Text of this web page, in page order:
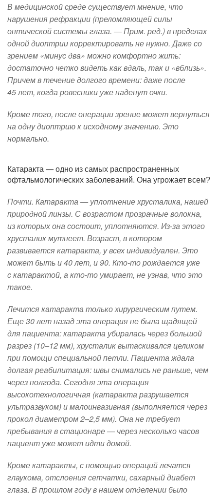
В медицинской среде существует мнение, что
нарушения рефракции (преломляющей силы
оптической системы глаза. — Прим. ред.) в пределах
одной диоптрии корректировать не нужно. Даже со
зрением «минус два» можно комфортно жить:
достаточно четко видеть как вдаль, так и «вблизь».
Причем в течение долгого времени: даже после
45 лет, когда ровесники уже наденут очки.
Кроме того, после операции зрение может вернуться
на одну диоптрию к исходному значению. Это
нормально.
Катаракта — одно из самых распространенных
офтальмологических заболеваний. Она угрожает всем?
Почти. Катаракта — уплотнение хрусталика, нашей
природной линзы. С возрастом прозрачные волокна,
из которых она состоит, уплотняются. Из-за этого
хрусталик мутнеет. Возраст, в котором
развивается катаракта, у всех индивидуален. Это
может быть и 40 лет, и 90. Кто-то рождается уже
с катарактой, а кто-то умирает, не узнав, что это
такое.
Лечится катаракта только хирургическим путем.
Еще 30 лет назад эта операция не была щадящей
для пациента: катаракта убиралась через большой
разрез (10–12 мм), хрусталик вытаскивался целиком
при помощи специальной петли. Пациента ждала
долгая реабилитация: швы снимались не раньше, чем
через полгода. Сегодня эта операция
высокотехнологичная (катаракта разрушается
ультразвуком) и малоинвазивная (выполняется через
прокол диаметром 2–2,5 мм). Она не требует
пребывания в стационаре — через несколько часов
пациент уже может идти домой.
Кроме катаракты, с помощью операций лечатся
глаукома, отслоения сетчатки, сахарный диабет
глаза. В прошлом году в нашем отделении было